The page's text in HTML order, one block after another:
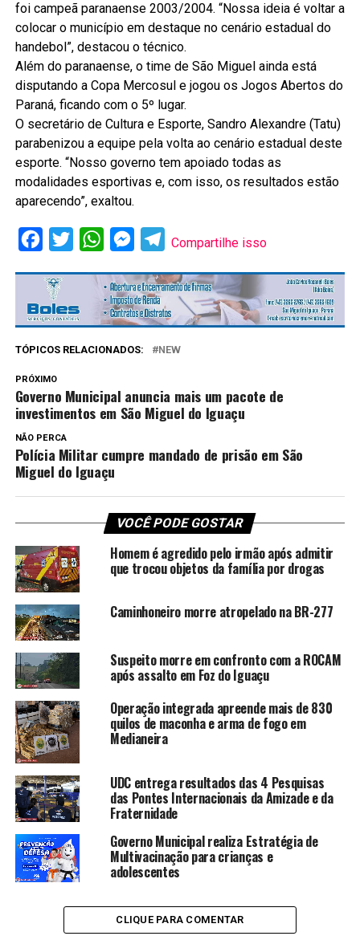
foi campeã paranaense 2003/2004. “Nossa ideia é voltar a
colocar o município em destaque no cenário estadual do
handebol”, destacou o técnico.
Além do paranaense, o time de São Miguel ainda está
disputando a Copa Mercosul e jogou os Jogos Abertos do
Paraná, ficando com o 5º lugar.
O secretário de Cultura e Esporte, Sandro Alexandre (Tatu)
parabenizou a equipe pela volta ao cenário estadual deste
esporte. “Nosso governo tem apoiado todas as
modalidades esportivas e, com isso, os resultados estão
aparecendo”, exaltou.
Facebook
Twitter WhatsAppMessenger
Telegram
Compartilhe isso
TÓPICOS RELACIONADOS: NEW
PRÓXIMO
Governo Municipal anuncia mais um pacote de
investimentos em São Miguel do Iguaçu
NÃO PERCA
Polícia Militar cumpre mandado de prisão em São
Miguel do Iguaçu
VOCÊ PODE GOSTAR
Homem é agredido pelo irmão após admitir
que trocou objetos da família por drogas
Caminhoneiro morre atropelado na BR-277
Suspeito morre em confronto com a ROCAM
após assalto em Foz do Iguaçu
Operação integrada apreende mais de 830
quilos de maconha e arma de fogo em
Medianeira
UDC entrega resultados das 4 Pesquisas
das Pontes Internacionais da Amizade e da
Fraternidade
Governo Municipal realiza Estratégia de
Multivacinação para crianças e
adolescentes
CLIQUE PARA COMENTAR